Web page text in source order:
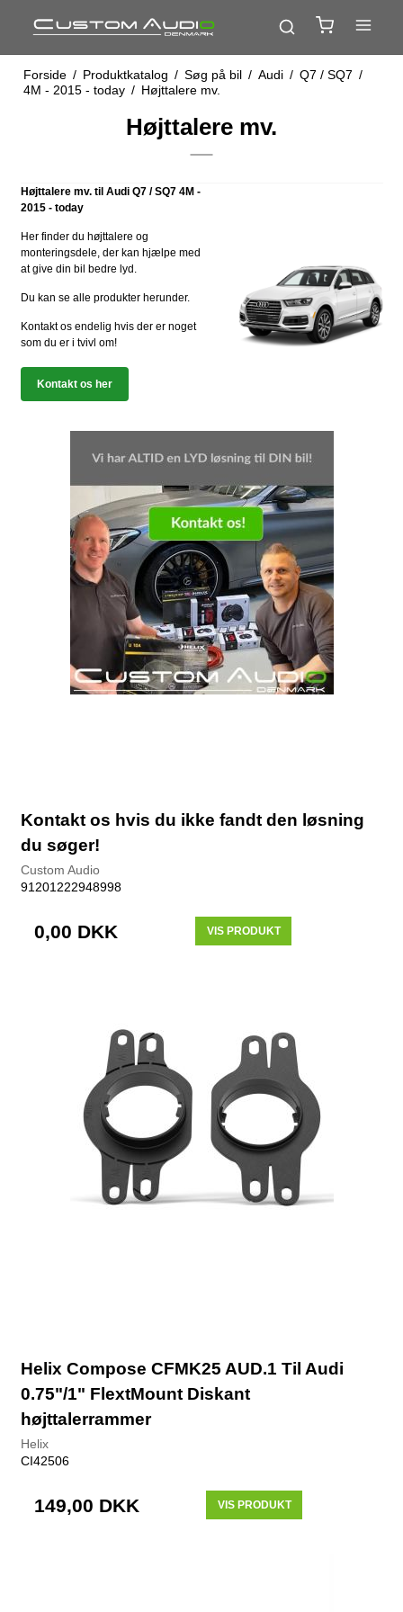
Forside / Produktkatalog / Søg på bil / Audi / Q7 / SQ7 /
4M - 2015 - today / Højttalere mv.
Højttalere mv.
Højttalere mv. til Audi Q7 / SQ7 4M -
2015 - today
Her finder du højttalere og
monteringsdele, der kan hjælpe med
at give din bil bedre lyd.
Du kan se alle produkter herunder.
Kontakt os endelig hvis der er noget
som du er i tvivl om!
Kontakt os her
Kontakt os hvis du ikke fandt den løsning
du søger!
Custom Audio
91201222948998
0,00 DKK VIS PRODUKT
Helix Compose CFMK25 AUD.1 Til Audi
0.75"/1" FlextMount Diskant
højttalerrammer
Helix
CI42506
149,00 DKK VIS PRODUKT